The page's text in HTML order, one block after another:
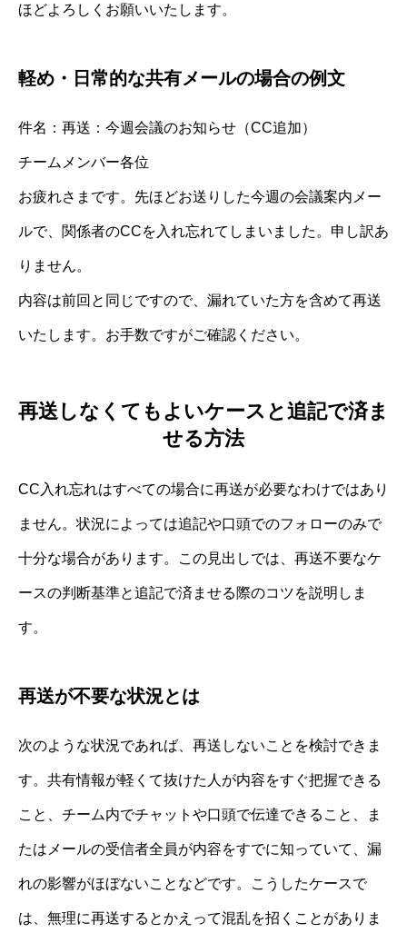
ほどよろしくお願いいたします。
軽め・日常的な共有メールの場合の例文
件名：再送：今週会議のお知らせ（CC追加）
チームメンバー各位
お疲れさまです。先ほどお送りした今週の会議案内メー
ルで、関係者のCCを入れ忘れてしまいました。申し訳あ
りません。
内容は前回と同じですので、漏れていた方を含めて再送
いたします。お手数ですがご確認ください。
再送しなくてもよいケースと追記で済ま
せる方法
CC入れ忘れはすべての場合に再送が必要なわけではあり
ません。状況によっては追記や口頭でのフォローのみで
十分な場合があります。この見出しでは、再送不要なケ
ースの判断基準と追記で済ませる際のコツを説明しま
す。
再送が不要な状況とは
次のような状況であれば、再送しないことを検討できま
す。共有情報が軽くて抜けた人が内容をすぐ把握できる
こと、チーム内でチャットや口頭で伝達できること、ま
たはメールの受信者全員が内容をすでに知っていて、漏
れの影響がほぼないことなどです。こうしたケースで
は、無理に再送するとかえって混乱を招くことがありま